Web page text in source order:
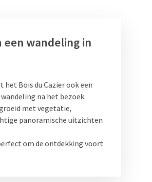
wandeling in
Bois du Cazier ook een
na het bezoek.
met vegetatie,
panoramische uitzichten
om de ontdekking voort